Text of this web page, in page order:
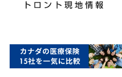
その他
イベントカレンダー